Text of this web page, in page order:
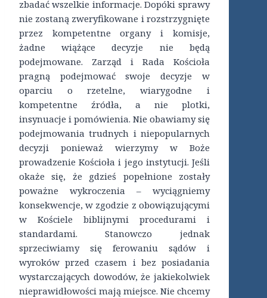
zbadać wszelkie informacje. Dopóki sprawy
nie zostaną zweryfikowane i rozstrzygnięte
przez kompetentne organy i komisje,
żadne wiążące decyzje nie będą
podejmowane. Zarząd i Rada Kościoła
pragną podejmować swoje decyzje w
oparciu o rzetelne, wiarygodne i
kompetentne źródła, a nie plotki,
insynuacje i pomówienia. Nie obawiamy się
podejmowania trudnych i niepopularnych
decyzji ponieważ wierzymy w Boże
prowadzenie Kościoła i jego instytucji. Jeśli
okaże się, że gdzieś popełnione zostały
poważne wykroczenia – wyciągniemy
konsekwencje, w zgodzie z obowiązującymi
w Kościele biblijnymi procedurami i
standardami. Stanowczo jednak
sprzeciwiamy się ferowaniu sądów i
wyroków przed czasem i bez posiadania
wystarczających dowodów, że jakiekolwiek
nieprawidłowości mają miejsce. Nie chcemy